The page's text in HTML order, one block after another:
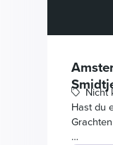
Nicht
Hast du
…